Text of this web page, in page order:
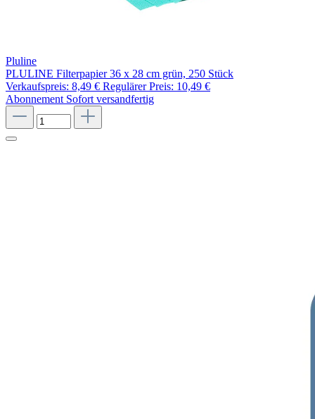
Pluline
PLULINE Filterpapier 36 x 28 cm grün, 250 Stück
Verkaufspreis: 8,49 € Regulärer Preis: 10,49 €
Abonnement Sofort versandfertig